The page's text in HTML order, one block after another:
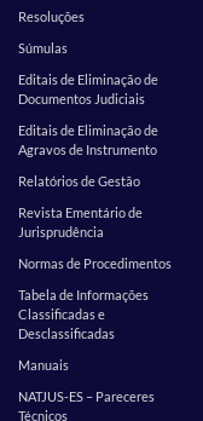
Resoluções
Súmulas
Editais de Eliminação de
Documentos Judiciais
Editais de Eliminação de
Agravos de Instrumento
Relatórios de Gestão
Revista Ementário de
Jurisprudência
Normas de Procedimentos
Tabela de Informações
Classificadas e
Desclassificadas
Manuais
NATJUS-ES – Pareceres
Técnicos